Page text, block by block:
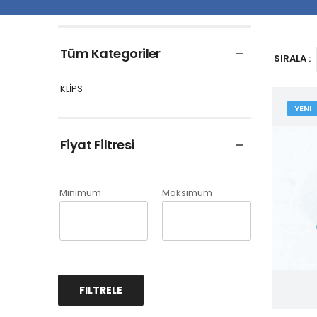
Tüm Kategoriler
KLİPS
Fiyat Filtresi
Minimum Maksimum
FILTRELE
SIRALA :
YENI